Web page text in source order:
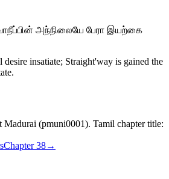
அந்நிலையே பேரா இயற்கை
insatiate; Straight'way is gained the
Madurai (pmuni0001). Tamil chapter title:
Chapter38→